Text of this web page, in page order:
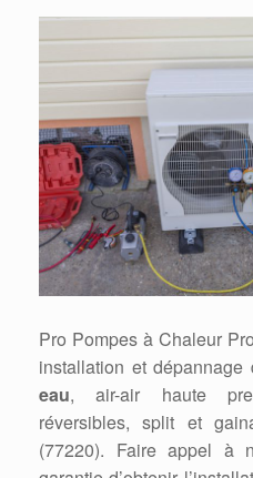
Pro Pompes à Chaleur
installation et dépannage
eau, air-air haute
réversibles, split et
(77220). Faire appel à